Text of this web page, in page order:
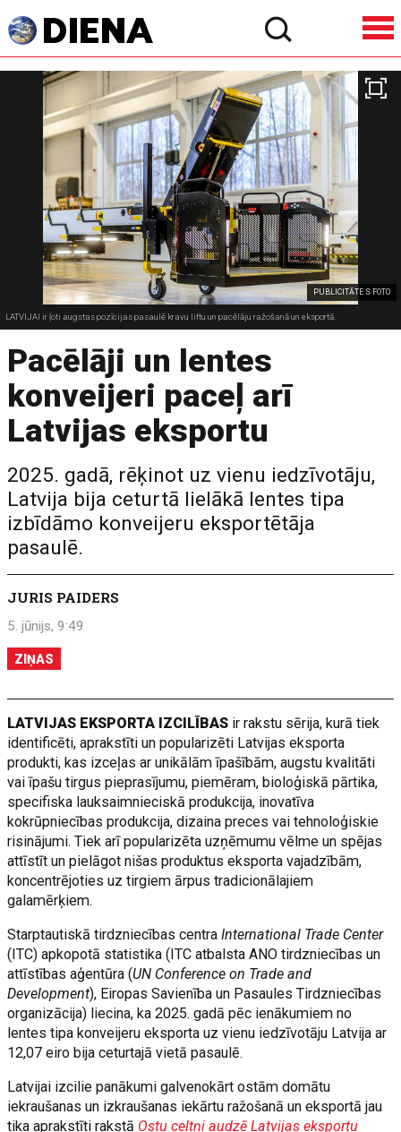
PUBLICITĀTE S FOTO
LATVIJAI ir ļoti augstas pozīcijas pasaulē kravu liftu un pacēlāju ražošanā un eksportā.
Pacēlāji un lentes
konveijeri paceļ arī
Latvijas eksportu
2025. gadā, rēķinot uz vienu iedzīvotāju,
Latvija bija ceturtā lielākā lentes tipa
izbīdāmo konveijeru eksportētāja
pasaulē.
JURIS PAIDERS
5. jūnijs, 9:49
ZIŅAS
LATVIJAS EKSPORTA IZCILĪBAS ir rakstu sērija, kurā tiek
identificēti, aprakstīti un popularizēti Latvijas eksporta
produkti, kas izceļas ar unikālām īpašībām, augstu kvalitāti
vai īpašu tirgus pieprasījumu, piemēram, bioloģiskā pārtika,
specifiska lauksaimnieciskā produkcija, inovatīva
kokrūpniecības produkcija, dizaina preces vai tehnoloģiskie
risinājumi. Tiek arī popularizēta uzņēmumu vēlme un spējas
attīstīt un pielāgot nišas produktus eksporta vajadzībām,
koncentrējoties uz tirgiem ārpus tradicionālajiem
galamērķiem.
Starptautiskā tirdzniecības centraInternational Trade Center
(ITC) apkopotā statistika (ITC atbalsta ANO tirdzniecības un
attīstības aģentūra (UN Conference on Trade and
Development), Eiropas Savienība un Pasaules Tirdzniecības
organizācija) liecina, ka 2025. gadā pēc ienākumiem no
lentes tipa konveijeru eksporta uz vienu iedzīvotāju Latvija ar
12,07 eiro bija ceturtajā vietā pasaulē.
Latvijai izcilie panākumi galvenokārt ostām domātu
iekraušanas un izkraušanas iekārtu ražošanā un eksportā jau
tika aprakstīti rakstā Ostu celtņi audzē Latvijas eksportu